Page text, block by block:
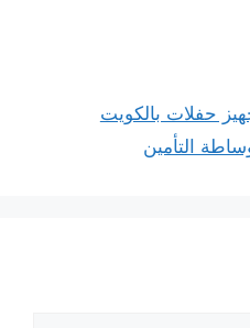
حفلات بالكويت
التأمين